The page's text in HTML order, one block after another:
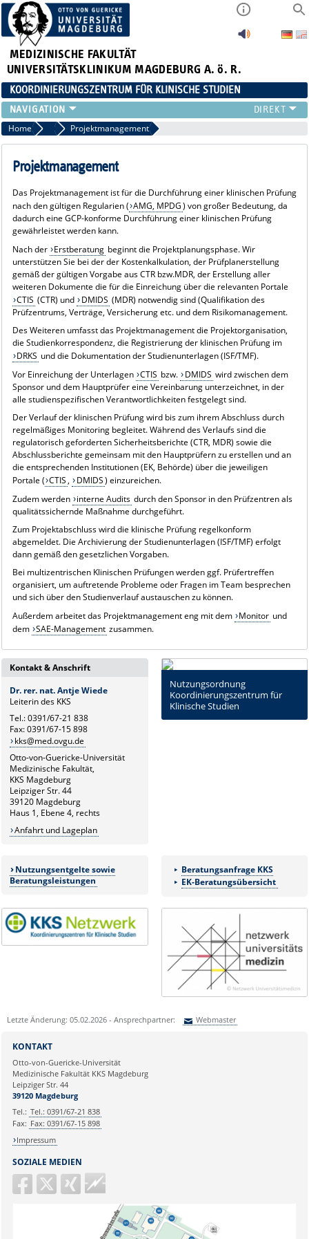
MEDIZINISCHE FAKULTÄT
UNIVERSITÄTSKLINIKUM MAGDEBURG A. ö. R.
KOORDINIERUNGSZENTRUM FÜR KLINISCHE STUDIEN
ÜBER UNS
LEISTUNGSSPEKTRUM
KLINISCHE STUDIEN DER UMMD
INTRANET
Home Leistungsspektrum
Projektmanagement
Projektmanagement
Das Projektmanagement ist für die Durchführung einer klinischen Prüfung
nach den gültigen Regularien ( AMG, MPDG) von großer Bedeutung, da
dadurch eine GCP-konforme Durchführung einer klinischen Prüfung
gewährleistet werden kann.
Nach der Erstberatung beginnt die Projektplanungsphase. Wir
unterstützen Sie bei der der Kostenkalkulation, der Prüfplanerstellung
gemäß der gültigen Vorgabe aus CTR bzw.MDR, der Erstellung aller
weiteren Dokumente die für die Einreichung über die relevanten Portale
CTIS (CTR) und DMIDS (MDR) notwendig sind (Qualifikation des
Prüfzentrums, Verträge, Versicherung etc. und dem Risikomanagement.
Des Weiteren umfasst das Projektmanagement die Projektorganisation,
die Studienkorrespondenz, die Registrierung der klinischen Prüfung im
DRKS und die Dokumentation der Studienunterlagen (ISF/TMF).
Vor Einreichung der Unterlagen CTIS bzw. DMIDS wird zwischen dem
Sponsor und dem Hauptprüfer eine Vereinbarung unterzeichnet, in der
alle studienspezifischen Verantwortlichkeiten festgelegt sind.
Der Verlauf der klinischen Prüfung wird bis zum ihrem Abschluss durch
regelmäßiges Monitoring begleitet. Während des Verlaufs sind die
regulatorisch geforderten Sicherheitsberichte (CTR, MDR) sowie die
Abschlussberichte gemeinsam mit den Hauptprüfern zu erstellen und an
die entsprechenden Institutionen (EK, Behörde) über die jeweiligen
Portale ( CTIS, DMIDS) einzureichen.
Zudem werden interne Audits durch den Sponsor in den Prüfzentren als
qualitätssichernde Maßnahme durchgeführt.
Zum Projektabschluss wird die klinische Prüfung regelkonform
abgemeldet. Die Archivierung der Studienunterlagen (ISF/TMF) erfolgt
dann gemäß den gesetzlichen Vorgaben.
Bei multizentrischen Klinischen Prüfungen werden ggf. Prüfertreffen
organisiert, um auftretende Probleme oder Fragen im Team besprechen
und sich über den Studienverlauf austauschen zu können.
Außerdem arbeitet das Projektmanagement eng mit dem Monitor und
dem SAE-Management zusammen.
Kontakt & Anschrift
Dr. rer. nat. Antje Wiede
Leiterin des KKS
Tel.: 0391/67-21 838
Fax: 0391/67-15 898
kks@med.ovgu.de
Otto-von-Guericke-Universität
Medizinische Fakultät,
KKS Magdeburg
Leipziger Str. 44
39120 Magdeburg
Haus 1, Ebene 4, rechts
Anfahrt und Lageplan
Nutzungsordnung
Koordinierungszentrum für
Klinische Studien
Nutzungsentgelte sowie
Beratungsleistungen
Beratungsanfrage KKS
EK-Beratungsübersicht
Letzte Änderung: 05.02.2026 - Ansprechpartner: Webmaster
Ihre E-Mailadresse:
Ihr Anliegen:
SOZIALE MEDIEN
Guericke
FM
KONTAKT
Otto-von-Guericke-Universität
Medizinische Fakultät KKS Magdeburg
Leipziger Str. 44
39120 Magdeburg
Tel.: Tel.: 0391/67-21 838
Fax: Fax: 0391/67-15 898
Impressum